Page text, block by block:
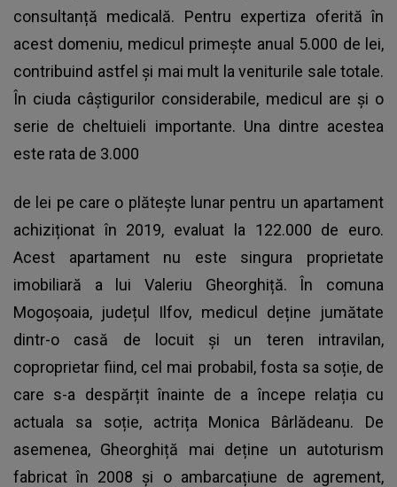
consultanță medicală. Pentru expertiza oferită în
acest domeniu, medicul primește anual 5.000 de lei,
contribuind astfel și mai mult la veniturile sale totale.
În ciuda câștigurilor considerabile, medicul are și o
serie de cheltuieli importante. Una dintre acestea
este rata de 3.000
de lei pe care o plătește lunar pentru un apartament
achiziționat în 2019, evaluat la 122.000 de euro.
Acest apartament nu este singura proprietate
imobiliară a lui Valeriu Gheorghiță. În comuna
Mogoșoaia, județul Ilfov, medicul deține jumătate
dintr-o casă de locuit și un teren intravilan,
coproprietar fiind, cel mai probabil, fosta sa soție, de
care s-a despărțit înainte de a începe relația cu
actuala sa soție, actrița Monica Bârlădeanu. De
asemenea, Gheorghiță mai deține un autoturism
fabricat în 2008 și o ambarcațiune de agrement,